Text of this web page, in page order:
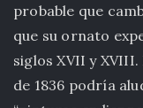
probable que
que su ornato
siglos XVII y
de 1836 podría